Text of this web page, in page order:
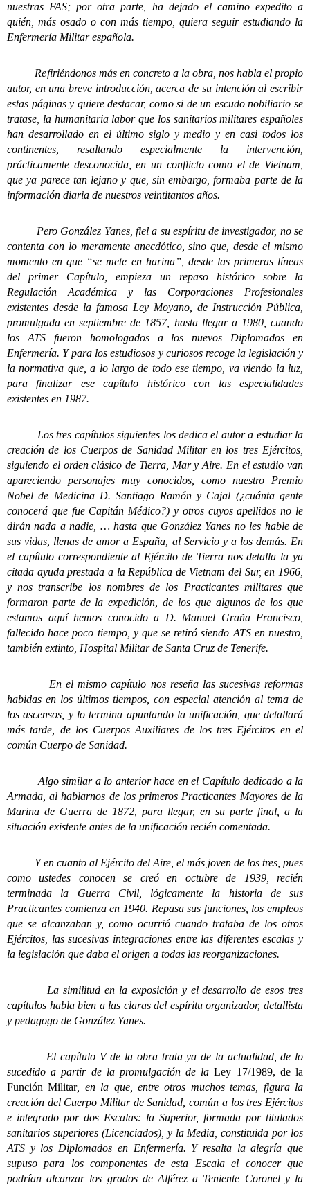
nuestras FAS; por otra parte, ha dejado el camino expedito a
quién, más osado o con más tiempo, quiera seguir estudiando la
Enfermería Militar española.
Refiriéndonos más en concreto a la obra, nos habla el propio
autor, en una breve introducción, acerca de su intención al escribir
estas páginas y quiere destacar, como si de un escudo nobiliario se
tratase, la humanitaria labor que los sanitarios militares españoles
han desarrollado en el último siglo y medio y en casi todos los
continentes, resaltando especialmente la intervención,
prácticamente desconocida, en un conflicto como el de Vietnam,
que ya parece tan lejano y que, sin embargo, formaba parte de la
información diaria de nuestros veintitantos años.
Pero González Yanes, fiel a su espíritu de investigador, no se
contenta con lo meramente anecdótico, sino que, desde el mismo
momento en que “se mete en harina”, desde las primeras líneas
del primer Capítulo, empieza un repaso histórico sobre la
Regulación Académica y las Corporaciones Profesionales
existentes desde la famosa Ley Moyano, de Instrucción Pública,
promulgada en septiembre de 1857, hasta llegar a 1980, cuando
los ATS fueron homologados a los nuevos Diplomados en
Enfermería. Y para los estudiosos y curiosos recoge la legislación y
la normativa que, a lo largo de todo ese tiempo, va viendo la luz,
para finalizar ese capítulo histórico con las especialidades
existentes en 1987.
Los tres capítulos siguientes los dedica el autor a estudiar la
creación de los Cuerpos de Sanidad Militar en los tres Ejércitos,
siguiendo el orden clásico de Tierra, Mar y Aire. En el estudio van
apareciendo personajes muy conocidos, como nuestro Premio
Nobel de Medicina D. Santiago Ramón y Cajal (¿cuánta gente
conocerá que fue Capitán Médico?) y otros cuyos apellidos no le
dirán nada a nadie, … hasta que González Yanes no les hable de
sus vidas, llenas de amor a España, al Servicio y a los demás. En
el capítulo correspondiente al Ejército de Tierra nos detalla la ya
citada ayuda prestada a la República de Vietnam del Sur, en 1966,
y nos transcribe los nombres de los Practicantes militares que
formaron parte de la expedición, de los que algunos de los que
estamos aquí hemos conocido a D. Manuel Graña Francisco,
fallecido hace poco tiempo, y que se retiró siendo ATS en nuestro,
también extinto, Hospital Militar de Santa Cruz de Tenerife.
En el mismo capítulo nos reseña las sucesivas reformas
habidas en los últimos tiempos, con especial atención al tema de
los ascensos, y lo termina apuntando la unificación, que detallará
más tarde, de los Cuerpos Auxiliares de los tres Ejércitos en el
común Cuerpo de Sanidad.
Algo similar a lo anterior hace en el Capítulo dedicado a la
Armada, al hablarnos de los primeros Practicantes Mayores de la
Marina de Guerra de 1872, para llegar, en su parte final, a la
situación existente antes de la unificación recién comentada.
Y en cuanto al Ejército del Aire, el más joven de los tres, pues
como ustedes conocen se creó en octubre de 1939, recién
terminada la Guerra Civil, lógicamente la historia de sus
Practicantes comienza en 1940. Repasa sus funciones, los empleos
que se alcanzaban y, como ocurrió cuando trataba de los otros
Ejércitos, las sucesivas integraciones entre las diferentes escalas y
la legislación que daba el origen a todas las reorganizaciones.
La similitud en la exposición y el desarrollo de esos tres
capítulos habla bien a las claras del espíritu organizador, detallista
y pedagogo de González Yanes.
El capítulo V de la obra trata ya de la actualidad, de lo
sucedido a partir de la promulgación de laLey 17/1989, de la
Función Militar, en la que, entre otros muchos temas, figura la
creación del Cuerpo Militar de Sanidad, común a los tres Ejércitos
e integrado por dos Escalas: la Superior, formada por titulados
sanitarios superiores (Licenciados), y la Media, constituida por los
ATS y los Diplomados en Enfermería. Y resalta la alegría que
supuso para los componentes de esta Escala el conocer que
podrían alcanzar los grados de Alférez a Teniente Coronel y la